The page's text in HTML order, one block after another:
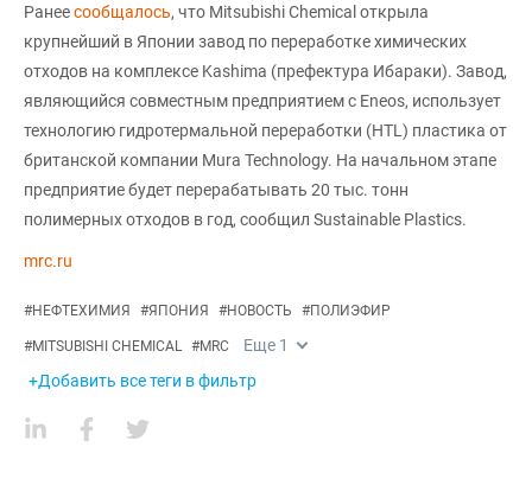
Ранеесообщалось, что Mitsubishi Chemical открыла
крупнейший в Японии завод по переработке химических
отходов на комплексе Kashima (префектура Ибараки). Завод,
являющийся совместным предприятием с Eneos, использует
технологию гидротермальной переработки (HTL) пластика от
британской компании Mura Technology. На начальном этапе
предприятие будет перерабатывать 20 тыс. тонн
полимерных отходов в год, сообщил Sustainable Plastics.
mrc.ru
#НЕФТЕХИМИЯ #ЯПОНИЯ #НОВОСТЬ #ПОЛИЭФИР
#MITSUBISHI CHEMICAL #MRC Еще 1
+Добавить все теги в фильтр